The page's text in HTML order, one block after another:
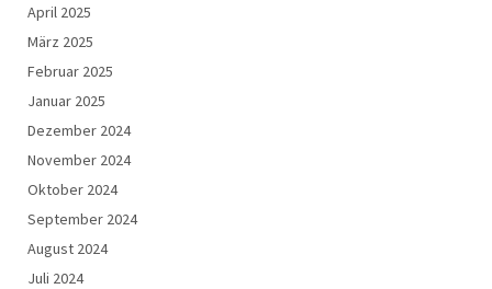
April 2025
März 2025
Februar 2025
Januar 2025
Dezember 2024
November 2024
Oktober 2024
September 2024
August 2024
Juli 2024